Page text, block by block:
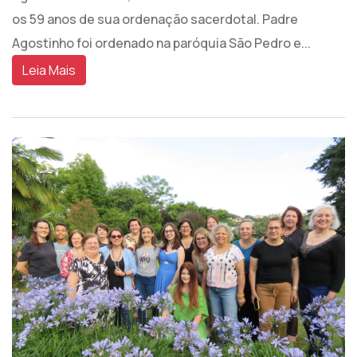
os 59 anos de sua ordenação sacerdotal. Padre
Agostinho foi ordenado na paróquia São Pedro e...
Leia Mais